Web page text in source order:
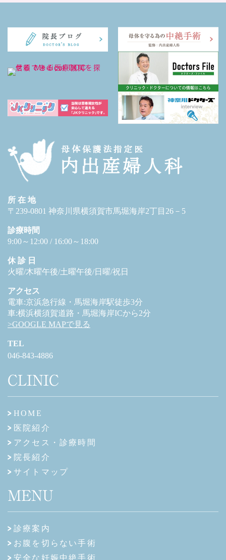
所 在 地
〒239-0801 神奈川県横須賀市馬堀海岸2丁目26－5
診療時間
9:00～12:00 / 16:00～18:00
休 診 日
火曜/木曜午後/土曜午後/日曜/祝日
アクセス
電車:京浜急行線・馬堀海岸駅徒歩3分
車:横浜横須賀道路・馬堀海岸ICから2分
>GOOGLE MAPで見る
TEL
046-843-4886
CLINIC
HOME
医院紹介
アクセス・診療時間
院長紹介
サイトマップ
MENU
診療案内
お腹を切らない手術
安全な妊娠中絶手術